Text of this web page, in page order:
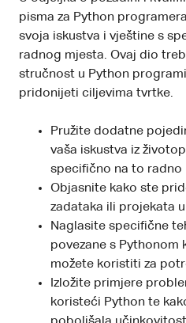
pisma za Python
svoja iskustva i vještine s
radnog mjesta. Ovaj dio
stručnost u Python
pridonijeti ciljevima tvrtke.
Pružite dodatne
vaša iskustva iz
specifično na to radno
Objasnite kako ste
zadataka ili projekata
Naglasite specifične
povezane s Pythonom
možete koristiti za
Izložite primjere
koristeći Python te